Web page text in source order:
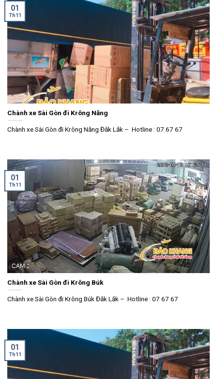
Chành xe Sài Gòn đi Krông Năng
Chành xe Sài Gòn đi Krông Năng Đắk Lắk – Hotline : 07 67 67
01
Th11
Chành xe Sài Gòn đi Krông Búk
Chành xe Sài Gòn đi Krông Búk Đắk Lắk – Hotline : 07 67 67
01
Th11
01
Th11